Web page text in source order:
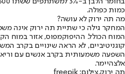
כמות כפולה.
מה תה ירוק לא עושה?
המחקר גילה כי שתיית תה ירוק אינה
המוח הכולל. ההיפוקמפוס, אזור במוח
קוגניטיביים, לא הראה שינויים בקרב
אלצהיימר.